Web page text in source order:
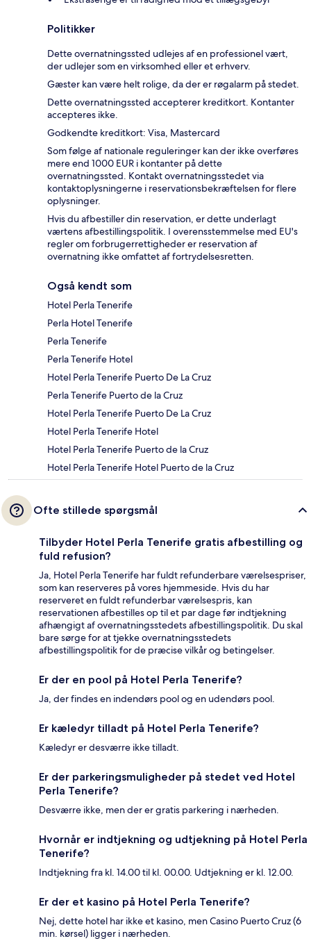
Politikker
Dette overnatningssted udlejes af en professionel vært,
der udlejer som en virksomhed eller et erhverv.
Gæster kan være helt rolige, da der er røgalarm på stedet.
Dette overnatningssted accepterer kreditkort. Kontanter
accepteres ikke.
Godkendte kreditkort: Visa, Mastercard
Som følge af nationale reguleringer kan der ikke overføres
mere end 1000 EUR i kontanter på dette
overnatningssted. Kontakt overnatningsstedet via
kontaktoplysningerne i reservationsbekræftelsen for flere
oplysninger.
Hvis du afbestiller din reservation, er dette underlagt
værtens afbestillingspolitik. I overensstemmelse med EU's
regler om forbrugerrettigheder er reservation af
overnatning ikke omfattet af fortrydelsesretten.
Også kendt som
Hotel Perla Tenerife
Perla Hotel Tenerife
Perla Tenerife
Perla Tenerife Hotel
Hotel Perla Tenerife Puerto De La Cruz
Perla Tenerife Puerto de la Cruz
Hotel Perla Tenerife Puerto De La Cruz
Hotel Perla Tenerife Hotel
Hotel Perla Tenerife Puerto de la Cruz
Hotel Perla Tenerife Hotel Puerto de la Cruz
Ofte stillede spørgsmål
Tilbyder Hotel Perla Tenerife gratis afbestilling og
fuld refusion?
Ja, Hotel Perla Tenerife har fuldt refunderbare værelsespriser,
som kan reserveres på vores hjemmeside. Hvis du har
reserveret en fuldt refunderbar værelsespris, kan
reservationen afbestilles op til et par dage før indtjekning
afhængigt af overnatningsstedets afbestillingspolitik. Du skal
bare sørge for at tjekke overnatningsstedets
afbestillingspolitik for de præcise vilkår og betingelser.
Er der en pool på Hotel Perla Tenerife?
Ja, der findes en indendørs pool og en udendørs pool.
Er kæledyr tilladt på Hotel Perla Tenerife?
Kæledyr er desværre ikke tilladt.
Er der parkeringsmuligheder på stedet ved Hotel
Perla Tenerife?
Desværre ikke, men der er gratis parkering i nærheden.
Hvornår er indtjekning og udtjekning på Hotel Perla
Tenerife?
Indtjekning fra kl. 14.00 til kl. 00.00. Udtjekning er kl. 12.00.
Er der et kasino på Hotel Perla Tenerife?
Nej, dette hotel har ikke et kasino, men Casino Puerto Cruz (6
min. kørsel) ligger i nærheden.